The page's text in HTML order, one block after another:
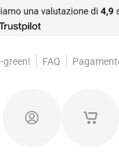
green! FAQ
Connetti I miei